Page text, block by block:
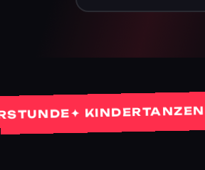
✦ KINDERTANZEN✦ HIP